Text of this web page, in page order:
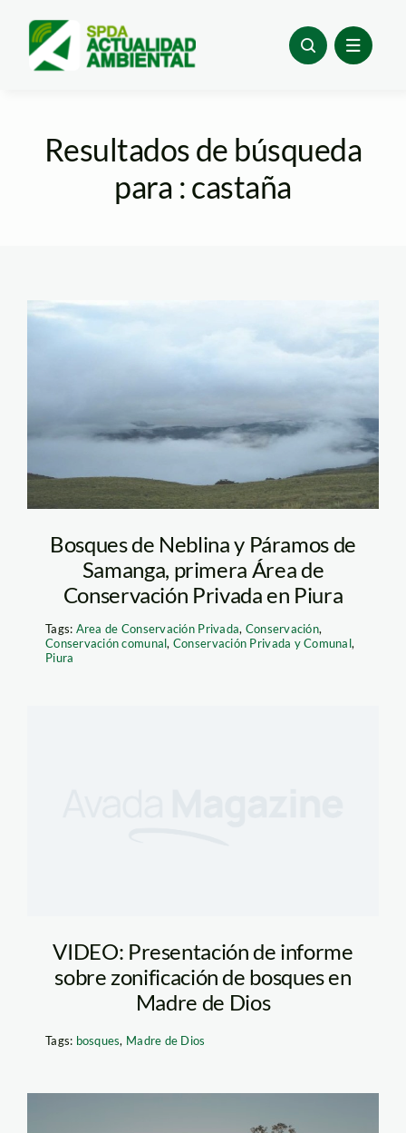
content
Resultados de búsqueda
para : castaña
bosque de neblina
samanga 1
Bosques de Neblina y Páramos de
Samanga, primera Área de
Conservación Privada en Piura
Tags: Area de Conservación Privada, Conservación,
Conservación comunal, Conservación Privada y Comunal,
Piura
VIDEO: Presentación de informe
sobre zonificación de bosques en
Madre de Dios
Tags: bosques, Madre de Dios